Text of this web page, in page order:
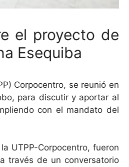
el proyecto de
Esequiba
Corpocentro, se reunió en
para discutir y aportar al
con el mandato del
UTPP-Corpocentro, fueron
través de un conversatorio